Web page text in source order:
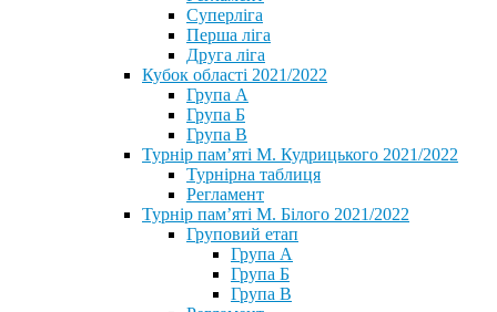
Суперліга
Перша ліга
Друга ліга
Кубок області 2021/2022
Група А
Група Б
Група В
Турнір пам’яті М. Кудрицького 2021/2022
Турнірна таблиця
Регламент
Турнір пам’яті М. Білого 2021/2022
Груповий етап
Група А
Група Б
Група В